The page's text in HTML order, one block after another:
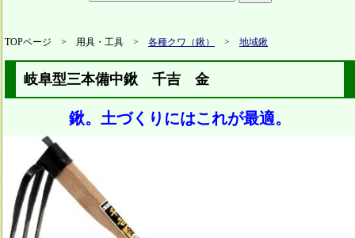
TOPページ > 用具・工具 > 各種クワ（鍬） > 地域鍬
岐阜型三本備中鍬 千吉 金
鍬。土づくりにはこれが最適。